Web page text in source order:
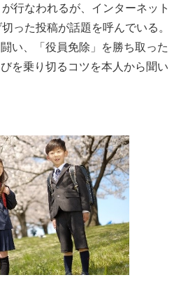
行なわれるが、インターネット
った投稿が話題を呼んでいる。
い、「役員免除」を勝ち取った
を乗り切るコツを本人から聞い